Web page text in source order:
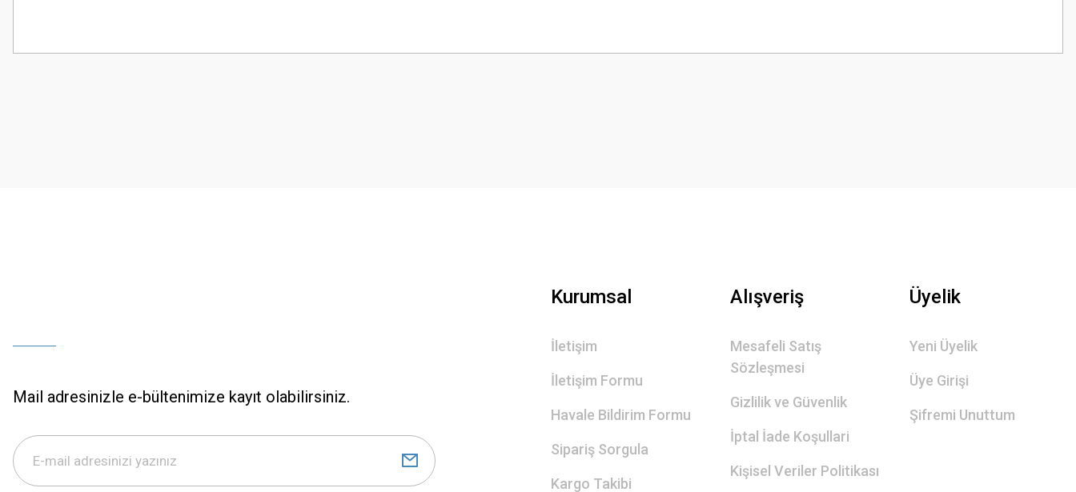
Görüş ve önerileriniz için teşekkür ederiz.
Mail adresinizle e-bültenimize kayıt olabilirsiniz.
Kurumsal
İletişim
İletişim Formu
Havale Bildirim Formu
Sipariş Sorgula
Kargo Takibi
Alışveriş
Mesafeli Satış
Sözleşmesi
Gizlilik ve Güvenlik
İptal İade Koşullari
Kişisel Veriler Politikası
Üyelik
Yeni Üyelik
Üye Girişi
Şifremi Unuttum